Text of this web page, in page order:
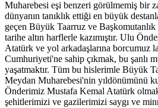
Muharebesi eşi benzeri görülmemiş bir
dünyanın tanıklık ettiği en büyük
geçen Büyük Taarruz ve Başkomutanlık
tarihe altın harflerle kazımıştır. Ulu
Atatürk ve yol arkadaşlarına borcumuz
Cumhuriyeti'ne sahip çıkmak, bu şanlı
yaşatmaktır. Tüm bu hislerimle Büyük
Meydan Muharebesi'nin yıldönümünü
Önderimiz Mustafa Kemal Atatürk
şehitlerimizi ve gazilerimizi saygı ve